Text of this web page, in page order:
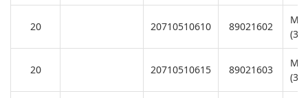
20 20710510610 89021602
20 20710510615 89021603